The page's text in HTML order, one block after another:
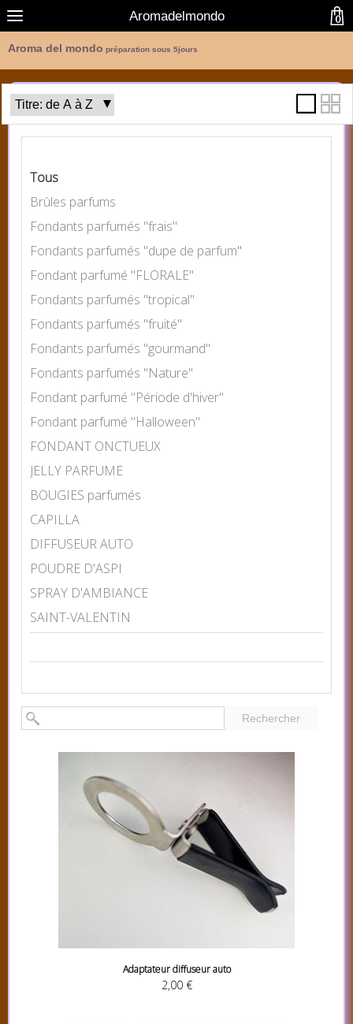
Aromadelmondo
Aroma del mondo préparation sous 5jours
Tous
Brûles parfums
Fondants parfumés "frais"
Fondants parfumés "dupe de parfum"
Fondant parfumé "FLORALE"
Fondants parfumés "tropical"
Fondants parfumés "fruité"
Fondants parfumés "gourmand"
Fondants parfumés "Nature"
Fondant parfumé "Période d'hiver"
Fondant parfumé "Halloween"
FONDANT ONCTUEUX
JELLY PARFUME
BOUGIES parfumés
CAPILLA
DIFFUSEUR AUTO
POUDRE D'ASPI
SPRAY D'AMBIANCE
SAINT-VALENTIN
Rechercher
Adaptateur diffuseur auto
2,00 €
0